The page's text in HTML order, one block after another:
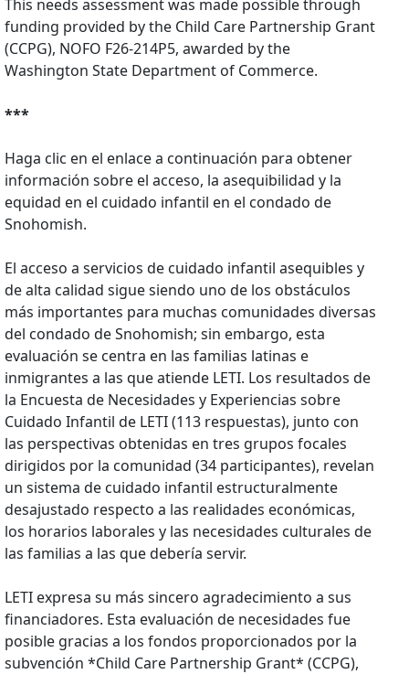
This needs assessment was made possible through
funding provided by the Child Care Partnership Grant
(CCPG), NOFO F26-214P5, awarded by the
Washington State Department of Commerce.
***
Haga clic en el enlace a continuación para obtener
información sobre el acceso, la asequibilidad y la
equidad en el cuidado infantil en el condado de
Snohomish.
El acceso a servicios de cuidado infantil asequibles y
de alta calidad sigue siendo uno de los obstáculos
más importantes para muchas comunidades diversas
del condado de Snohomish; sin embargo, esta
evaluación se centra en las familias latinas e
inmigrantes a las que atiende LETI. Los resultados de
la Encuesta de Necesidades y Experiencias sobre
Cuidado Infantil de LETI (113 respuestas), junto con
las perspectivas obtenidas en tres grupos focales
dirigidos por la comunidad (34 participantes), revelan
un sistema de cuidado infantil estructuralmente
desajustado respecto a las realidades económicas,
los horarios laborales y las necesidades culturales de
las familias a las que debería servir.
LETI expresa su más sincero agradecimiento a sus
financiadores. Esta evaluación de necesidades fue
posible gracias a los fondos proporcionados por la
subvención *Child Care Partnership Grant* (CCPG),